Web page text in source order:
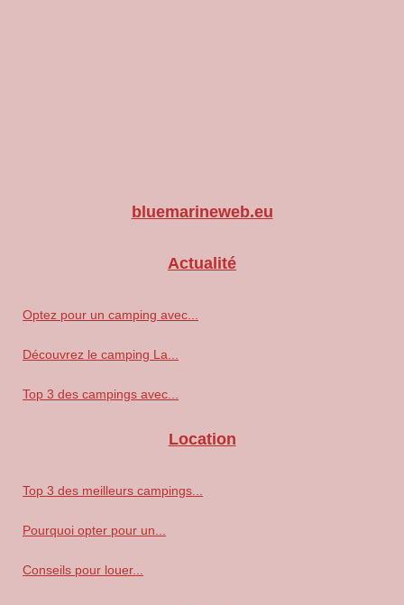
bluemarineweb.eu
Actualité
Optez pour un camping avec...
Découvrez le camping La...
Top 3 des campings avec...
Location
Top 3 des meilleurs campings...
Pourquoi opter pour un...
Conseils pour louer...